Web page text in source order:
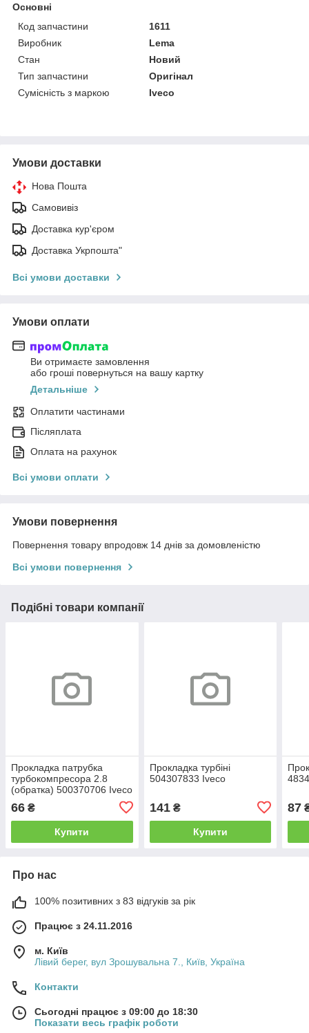
Основні
Код запчастини
1611
Виробник
Lema
Стан
Новий
Тип запчастини
Оригінал
Сумісність з маркою
Iveco
Умови доставки
Нова Пошта
Самовивіз
Доставка кур'єром
Доставка Укрпошта"
Всі умови доставки
Умови оплати
Ви отримаєте замовлення
або гроші повернуться на вашу картку
Детальніше
Оплатити частинами
Післяплата
Оплата на рахунок
Всі умови оплати
Умови повернення
Повернення товару впродовж 14 днів за домовленістю
Всі умови повернення
Подібні товари компанії
Прокладка патрубка
турбокомпресора 2.8
(обратка) 500370706 Iveco
66 ₴
Купити
Прокладка турбіні
504307833 Iveco
141₴
Купити
87
Про нас
100% позитивних з 83 відгуків за рік
Працює з 24.11.2016
м. Київ
Лівий берег, вул Зрошувальна 7., Київ, Україна
Контакти
Сьогодні працює з 09:00 до 18:30
Показати весь графік роботи